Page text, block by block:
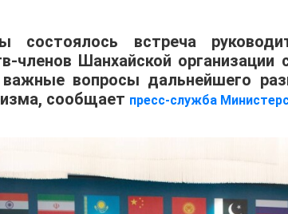
встреча
членов Шанхайской
вопросы дальнейшего
сообщает пресс-служба